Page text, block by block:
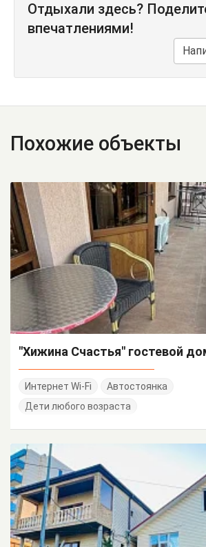
Отдыхали здесь?
впечатлениями!
Похожие объекты
"Хижина Счастья" гостевой
Интернет Wi-Fi
Автостоянка
Дети любого возраста